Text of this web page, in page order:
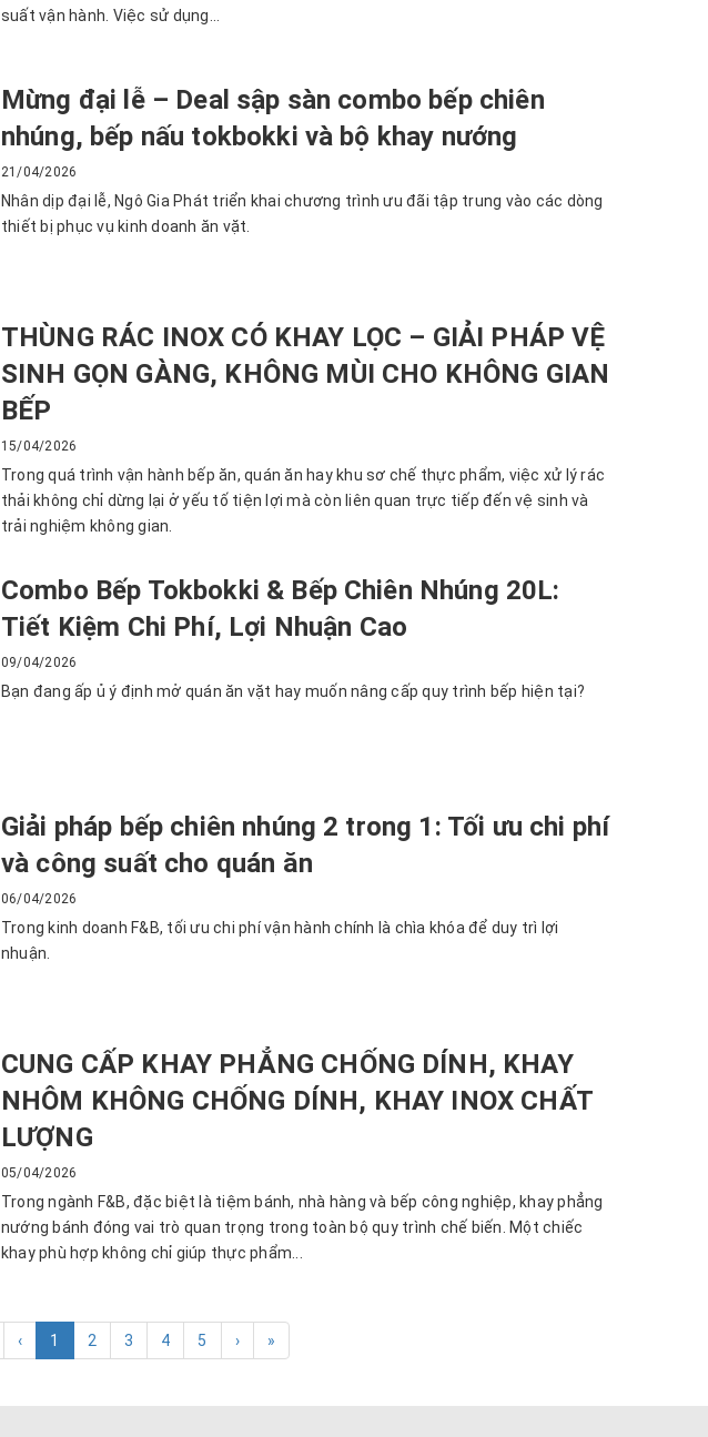
suất vận hành. Việc sử dụng...
Mừng đại lễ – Deal sập sàn combo bếp chiên
nhúng, bếp nấu tokbokki và bộ khay nướng
21/04/2026
Nhân dịp đại lễ, Ngô Gia Phát triển khai chương trình ưu đãi tập trung vào các dòng
thiết bị phục vụ kinh doanh ăn vặt.
THÙNG RÁC INOX CÓ KHAY LỌC – GIẢI PHÁP VỆ
SINH GỌN GÀNG, KHÔNG MÙI CHO KHÔNG GIAN
BẾP
15/04/2026
Trong quá trình vận hành bếp ăn, quán ăn hay khu sơ chế thực phẩm, việc xử lý rác
thải không chỉ dừng lại ở yếu tố tiện lợi mà còn liên quan trực tiếp đến vệ sinh và
trải nghiệm không gian.
Combo Bếp Tokbokki & Bếp Chiên Nhúng 20L:
Tiết Kiệm Chi Phí, Lợi Nhuận Cao
09/04/2026
Bạn đang ấp ủ ý định mở quán ăn vặt hay muốn nâng cấp quy trình bếp hiện tại?
Giải pháp bếp chiên nhúng 2 trong 1: Tối ưu chi phí
và công suất cho quán ăn
06/04/2026
Trong kinh doanh F&B, tối ưu chi phí vận hành chính là chìa khóa để duy trì lợi
nhuận.
CUNG CẤP KHAY PHẲNG CHỐNG DÍNH, KHAY
NHÔM KHÔNG CHỐNG DÍNH, KHAY INOX CHẤT
LƯỢNG
05/04/2026
Trong ngành F&B, đặc biệt là tiệm bánh, nhà hàng và bếp công nghiệp, khay phẳng
nướng bánh đóng vai trò quan trọng trong toàn bộ quy trình chế biến. Một chiếc
khay phù hợp không chỉ giúp thực phẩm...
‹ 1 2 3 4 5 › »